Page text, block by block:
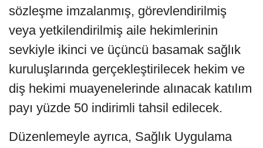
sözleşme imzalanmış, görevlendirilmiş
veya yetkilendirilmiş aile hekimlerinin
sevkiyle ikinci ve üçüncü basamak sağlık
kuruluşlarında gerçekleştirilecek hekim ve
diş hekimi muayenelerinde alınacak katılım
payı yüzde 50 indirimli tahsil edilecek.
Düzenlemeyle ayrıca, Sağlık Uygulama